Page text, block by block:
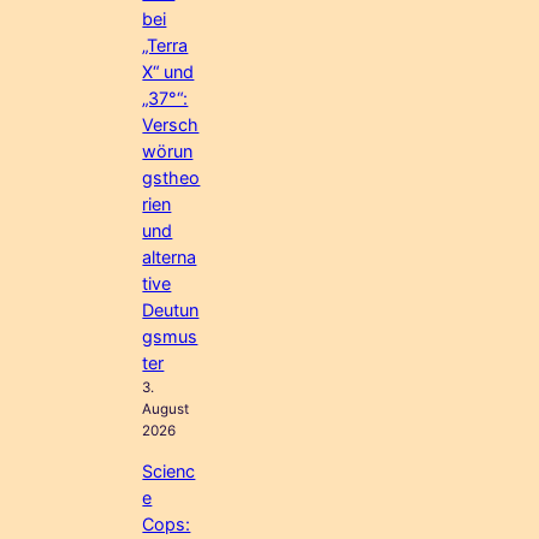
bei
„Terra
X“ und
„37°“:
Versch
wörun
gstheo
rien
und
alterna
tive
Deutun
gsmus
ter
3.
August
2026
Scienc
e
Cops: